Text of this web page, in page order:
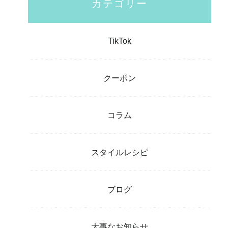
カテゴリー
TikTok
クーポン
コラム
スタイルレシピ
ブログ